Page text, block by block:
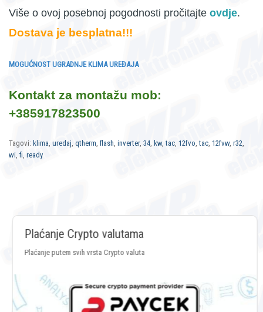
Više o ovoj posebnoj pogodnosti pročitajte ovdje.
Dostava je besplatna!!!
MOGUĆNOST UGRADNJE KLIMA UREĐAJA
Kontakt za montažu mob:
+385917823500
Tagovi: klima, uredaj, qtherm, flash, inverter, 34, kw,tac, 12fvo,tac, 12fvw, r32,
wi, fi, ready
Plaćanje Crypto valutama
Plaćanje putem svih vrsta Crypto valuta